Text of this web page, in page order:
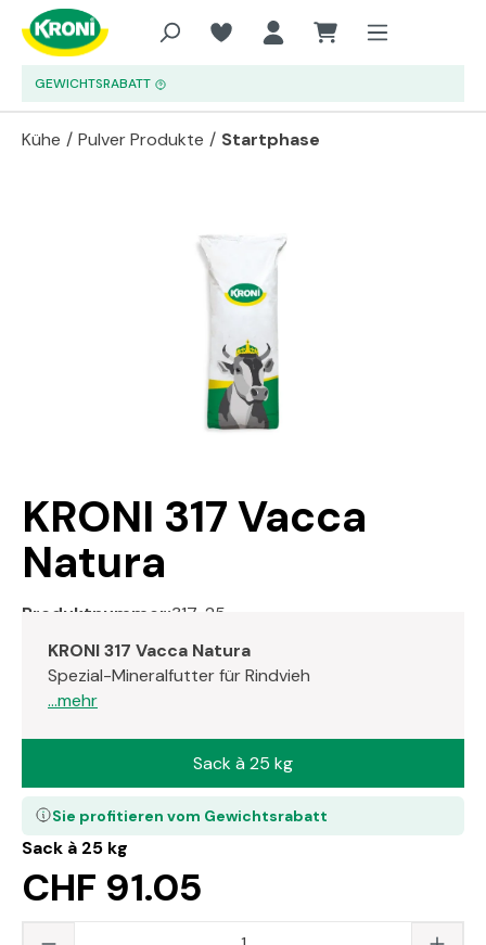
Zum Hauptinhalt springen
GEWICHTSRABATT
Kühe / Pulver Produkte / Startphase
KRONI 317 Vacca
Natura
Produktnummer:317-25
KRONI 317 Vacca Natura
Spezial-Mineralfutter für Rindvieh
...mehr
Sack à 25 kg
CHF 91.05
Sie profitieren vom Gewichtsrabatt
Sack à 25 kg
Produkt Anzahl: Gib den gewünschten